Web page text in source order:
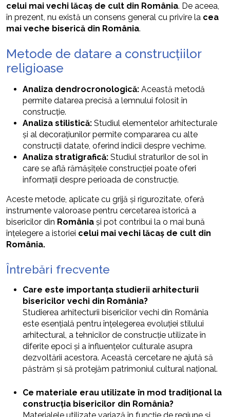
celui mai vechi lăcaș de cult din România. De aceea,
în prezent, nu există un consens general cu privire la cea
mai veche biserică din România.
Metode de datare a construcțiilor
religioase
Analiza dendrocronologică: Această metodă
permite datarea precisă a lemnului folosit în
construcție.
Analiza stilistică: Studiul elementelor arhitecturale
și al decorațiunilor permite compararea cu alte
construcții datate, oferind indicii despre vechime.
Analiza stratigrafică: Studiul straturilor de sol în
care se află rămășițele construcției poate oferi
informații despre perioada de construcție.
Aceste metode, aplicate cu grijă și rigurozitate, oferă
instrumente valoroase pentru cercetarea istorică a
bisericilor din România și pot contribui la o mai bună
înțelegere a istoriei celui mai vechi lăcaș de cult din
România.
Întrebări frecvente
Care este importanța studierii arhitecturii
bisericilor vechi din România?
Studierea arhitecturii bisericilor vechi din România
este esențială pentru înțelegerea evoluției stilului
arhitectural, a tehnicilor de construcție utilizate în
diferite epoci și a influențelor culturale asupra
dezvoltării acestora. Această cercetare ne ajută să
păstrăm și să protejăm patrimoniul cultural național.
Ce materiale erau utilizate în mod tradițional la
construcția bisericilor din România?
Materialele utilizate variază în funcție de regiune și